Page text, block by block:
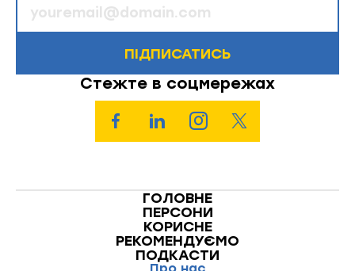
ПІДПИСАТИСЬ
Стежте в соцмережах
ГОЛОВНЕ
ПЕРСОНИ
КОРИСНЕ
РЕКОМЕНДУЄМО
ПОДКАСТИ